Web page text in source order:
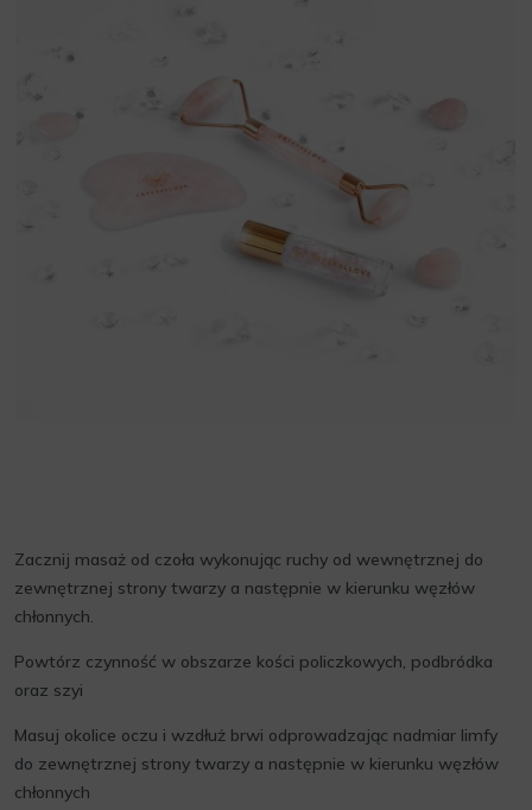
Zacznij masaż od czoła wykonując ruchy od wewnętrznej do
zewnętrznej strony twarzy a następnie w kierunku węzłów
chłonnych.
Powtórz czynność w obszarze kości policzkowych, podbródka
oraz szyi
Masuj okolice oczu i wzdłuż brwi odprowadzając nadmiar limfy
do zewnętrznej strony twarzy a następnie w kierunku węzłów
chłonnych